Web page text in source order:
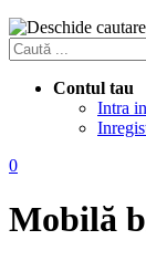
Contul tau
Intra
0
Mobilă